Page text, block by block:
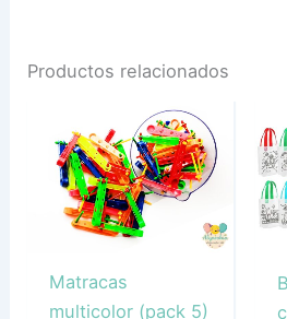
Productos relacionados
Matracas
multicolor (pack 5)